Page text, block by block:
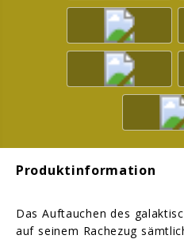
Produktinformation
Das Auftauchen des
auf seinem Rachezug